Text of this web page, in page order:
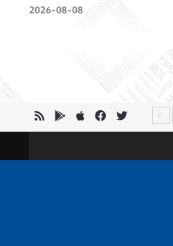
2026-08-08